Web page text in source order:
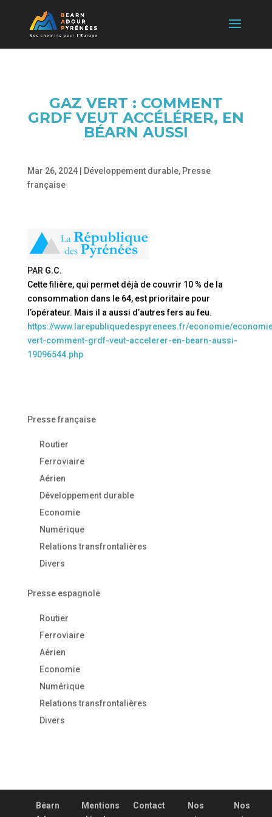
GAZ VERT : COMMENT
GRDF VEUT ACCÉLÉRER, EN
BÉARN AUSSI
Mar 26, 2024| Développement durable, Presse
française
PAR G.C.
Cette filière, qui permet déjà de couvrir 10 % de la
consommation dans le 64, est prioritaire pour
l’opérateur. Mais il a aussi d’autres fers au feu.
https://www.larepubliquedespyrenees.fr/economie/
vert-comment-grdf-veut-accelerer-en-bearn-aussi-
19096544.php
Presse française
Routier
Ferroviaire
Aérien
Développement durable
Economie
Numérique
Relations transfrontalières
Divers
Presse espagnole
Routier
Ferroviaire
Aérien
Economie
Numérique
Relations transfrontalières
Divers
Béarn
Mentions
Contact
Nos
Nos